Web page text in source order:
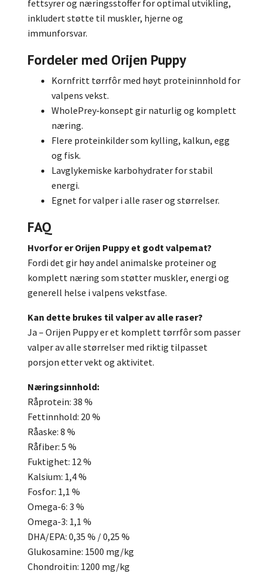
fettsyrer og næringsstoffer for optimal utvikling,
inkludert støtte til muskler, hjerne og
immunforsvar.
Fordeler med Orijen Puppy
Kornfritt tørrfôr med høyt proteininnhold for
valpens vekst.
WholePrey‑konsept gir naturlig og komplett
næring.
Flere proteinkilder som kylling, kalkun, egg
og fisk.
Lavglykemiske karbohydrater for stabil
energi.
Egnet for valper i alle raser og størrelser.
FAQ
Hvorfor er Orijen Puppy et godt valpemat?
Fordi det gir høy andel animalske proteiner og
komplett næring som støtter muskler, energi og
generell helse i valpens vekstfase.
Kan dette brukes til valper av alle raser?
Ja – Orijen Puppy er et komplett tørrfôr som passer
valper av alle størrelser med riktig tilpasset
porsjon etter vekt og aktivitet.
Næringsinnhold:
Råprotein: 38 %
Fettinnhold: 20 %
Råaske: 8 %
Råfiber: 5 %
Fuktighet: 12 %
Kalsium: 1,4 %
Fosfor: 1,1 %
Omega-6: 3 %
Omega-3: 1,1 %
DHA/EPA: 0,35 % / 0,25 %
Glukosamine: 1500 mg/kg
Chondroitin: 1200 mg/kg